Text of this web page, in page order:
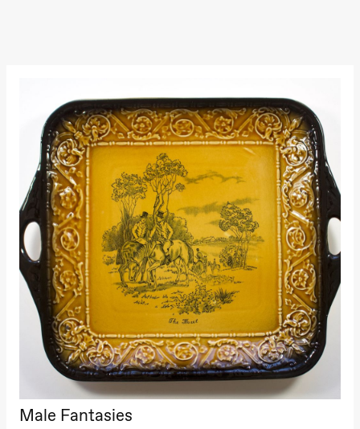
Hausmania
Fredag 27. november
Ilse Ghekiere
The Elsa
Project
Hausmania
Lørdag 28. november
19.00
Ilse Ghekiere
The Elsa
Project
Hausmania
Søndag 29. november
Ilse Ghekiere
The Elsa
Project
Hausmania
Male Fantasies